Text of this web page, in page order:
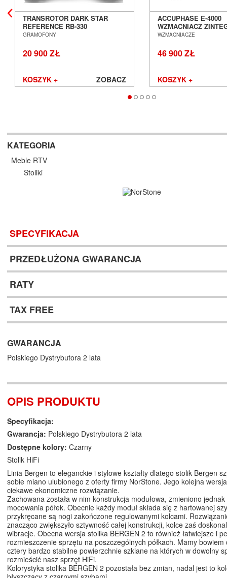
TRANSROTOR DARK STAR
REFERENCE RB-330
GRAMOFON ANALOGOWY
GRAMOFONY
20 900 ZŁ
KOSZYK + ZOBACZ
ACCUPHASE E-4000
WZMACNIACZ
SALON POZNAŃ
WZMACNIACZE
46 900 ZŁ
KOSZYK +
KATEGORIA
Meble RTV
Stoliki
SPECYFIKACJA
PRZEDŁUŻONA GWARANCJA
RATY
TAX FREE
GWARANCJA
Polskiego Dystrybutora 2 lata
OPIS PRODUKTU
Specyfikacja:
Gwarancja: Polskiego Dystrybutora 2 lata
Dostępne kolory: Czarny
Stolik HiFi
Linia Bergen to eleganckie i stylowe kształty dlatego stolik Bergen
sobie miano ulubionego z oferty firmy NorStone. Jego kolejna
ciekawe ekonomiczne rozwiązanie.
Zachowana została w nim konstrukcja modułowa, zmieniono
mocowania półek. Obecnie każdy moduł składa się z hartowanej
przykręcane są nogi zakończone regulowanymi kolcami.
znacząco zwiększyło sztywność całej konstrukcji, kolce zaś
wibracje. Obecna wersja stolika BERGEN 2 to również łatwiejsze i
rozmieszczenie sprzętu na poszczególnych półkach. Mamy bowiem
cztery bardzo stabilne powierzchnie szklane na których w dowolny
rozmieścić nasz sprzęt HiFi.
Kolorystyka stolika BERGEN 2 pozostała bez zmian, nadal jest to